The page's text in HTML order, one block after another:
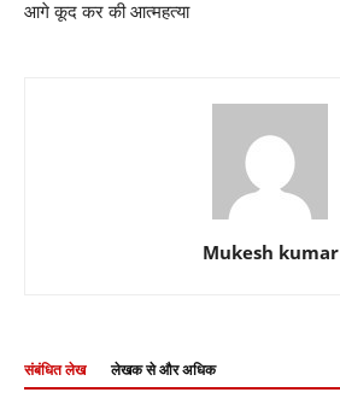
आगे कूद कर की आत्महत्या
Mukesh kumar
संबंधित लेख लेखक से और अधिक